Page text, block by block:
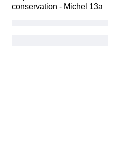
conservation - Michel 13a